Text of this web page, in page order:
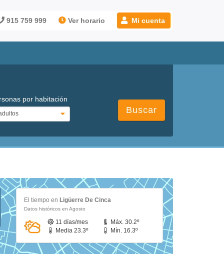
915 759 999 Ver horario Mi cuenta
por habitación
Buscar
El tiempo enLigüerre De Cinca
Datos históricos en Agosto
11 días/mes
Máx. 30.2º
Media 23.3º
Mín. 16.3º